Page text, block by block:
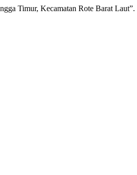
Timur, Kecamatan Rote Barat Laut”.